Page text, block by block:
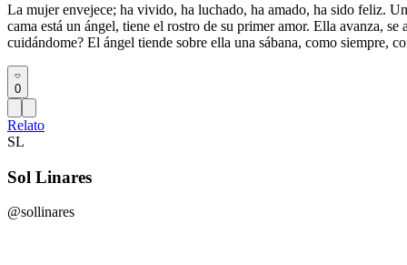
La mujer envejece; ha vivido, ha luchado, ha amado, ha sido feliz.
cama está un ángel, tiene el rostro de su primer amor. Ella avanza,
cuidándome? El ángel tiende sobre ella una sábana, como siempre,
0
Relato
SL
Sol Linares
@sollinares